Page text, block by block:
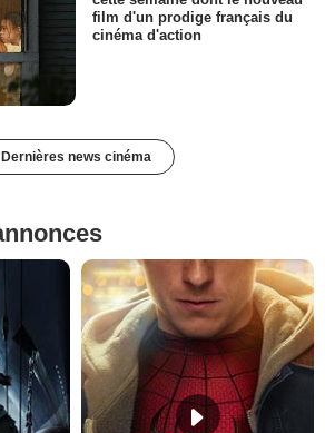
film d'un prodige français du
cinéma d'action
Dernières news cinéma